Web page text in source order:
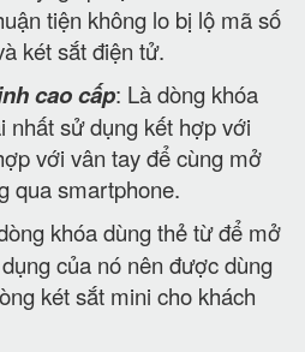
tiện không lo bị lộ mã số
két sắt điện tử.
cao cấp: Là dòng khóa
nhất sử dụng kết hợp với
với vân tay để cùng mở
qua smartphone.
khóa dùng thẻ từ để mở
của nó nên được dùng
két sắt mini cho khách